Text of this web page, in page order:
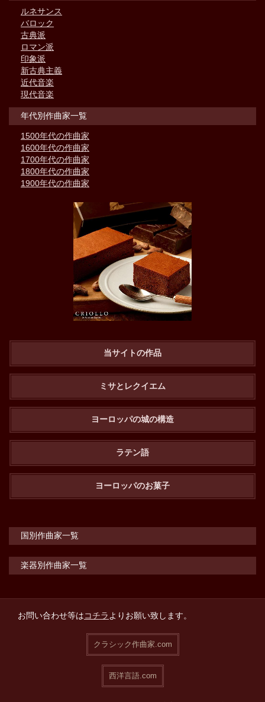
ルネサンス
バロック
古典派
ロマン派
印象派
新古典主義
近代音楽
現代音楽
年代別作曲家一覧
1500年代の作曲家
1600年代の作曲家
1700年代の作曲家
1800年代の作曲家
1900年代の作曲家
当サイトの作品
ミサとレクイエム
ヨーロッパの城の構造
ラテン語
ヨーロッパのお菓子
国別作曲家一覧
楽器別作曲家一覧
お問い合わせ等はコチラよりお願い致します。
クラシック作曲家.com
西洋言語.com